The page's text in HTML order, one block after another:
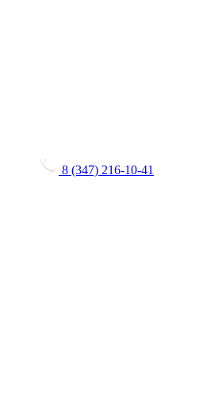
8 (347) 216-10-41